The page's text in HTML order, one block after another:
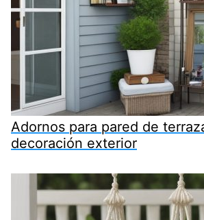
Adornos para pared de
decoración exterior